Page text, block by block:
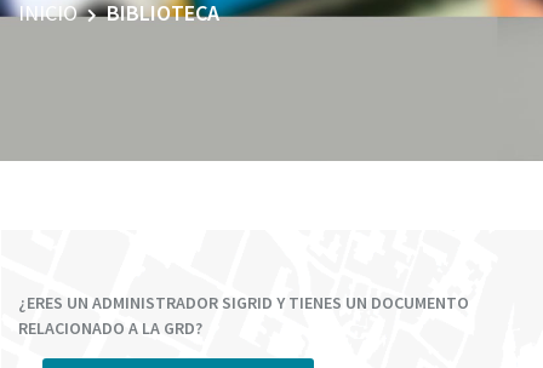
INICIO BIBLIOTECA
¿ERES UN ADMINISTRADOR SIGRID Y TIENES UN DOCUMENTO
RELACIONADO A LA GRD?